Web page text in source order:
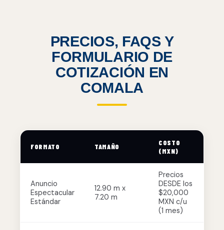
PRECIOS, FAQS Y
FORMULARIO DE
COTIZACIÓN EN
COMALA
FORMATO TAMAÑO
COSTO
(MXN)
Anuncio
Espectacular
Estándar
12.90 m x
7.20 m
Precios
DESDE los
$20,000
MXN c/u
(1 mes)